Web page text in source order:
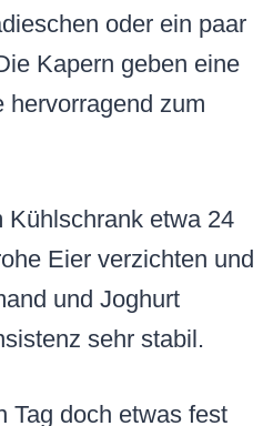
oder ein paar
Kapern geben eine
hervorragend zum
Kühlschrank etwa 24
Eier verzichten und
und Joghurt
sehr stabil.
Tag doch etwas fest